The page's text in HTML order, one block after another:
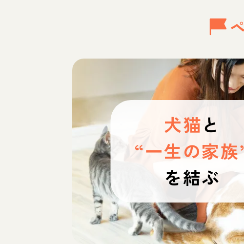
犬猫と
“一生の家族
を結ぶ